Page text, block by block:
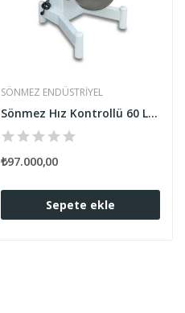
SÖNMEZ ENDÜSTRIYEL
Sönmez Hız Kontrollü 60 Litre Planet Mikser
₺97.000,00
Sepete ekle